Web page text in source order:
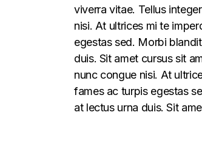
viverra vitae. Tellus
nisi. At ultrices mi te
egestas sed. Morbi
duis. Sit amet cursus sit
nunc congue nisi. At
fames ac turpis egestas
at lectus urna duis. Sit